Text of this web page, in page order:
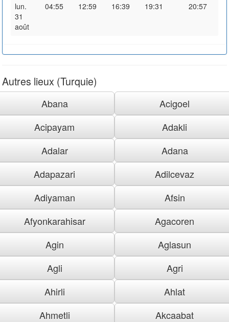
lun.
31
août
04:55 12:59 16:39 19:31 20:57
Autres lieux (Turquie)
Abana
Acigoel
Acipayam
Adakli
Adalar
Adana
Adapazari
Adilcevaz
Adiyaman
Afsin
Afyonkarahisar
Agacoren
Agin
Aglasun
Agli
Agri
Ahirli
Ahlat
Ahmetli
Akcaabat